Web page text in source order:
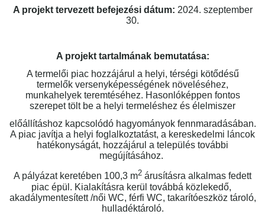
A projekt tervezett befejezési dátum: 2024. szeptember
30.
A projekt tartalmának bemutatása:
A termelői piac hozzájárul a helyi, térségi kötődésű
termelők versenyképességének növeléséhez,
munkahelyek teremtéséhez. Hasonlóképpen fontos
szerepet tölt be a helyi termeléshez és élelmiszer
előállításhoz kapcsolódó hagyományok fennmaradásában.
A piac javítja a helyi foglalkoztatást, a kereskedelmi láncok
hatékonyságát, hozzájárul a település további
megújításához.
A pályázat keretében 100,3 m2 árusításra alkalmas fedett
piac épül. Kialakításra kerül továbbá közlekedő,
akadálymentesített /női WC, férfi WC, takarítóeszköz tároló,
hulladéktároló.